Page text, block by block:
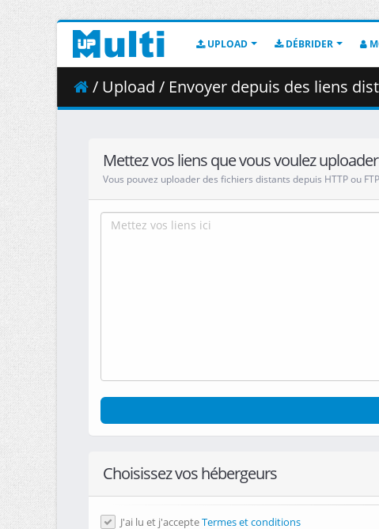
UPLOAD DÉBRIDER
/ Upload / Envoyer depuis des liens
Mettez vos liens que vous voulez uploader
Vous pouvez uploader des fichiers distants depuis HTTP ou FTP
Choisissez vos hébergeurs
J'ai lu et j'accepteTermes et conditions